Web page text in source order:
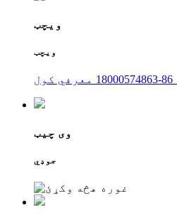
ویچټ
ویچټ
وی چیټ
جوډي